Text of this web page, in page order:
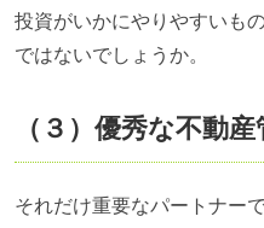
投資がいかにやりやすいも
ではないでしょうか。
（３）優秀な不動
それだけ重要なパートナー